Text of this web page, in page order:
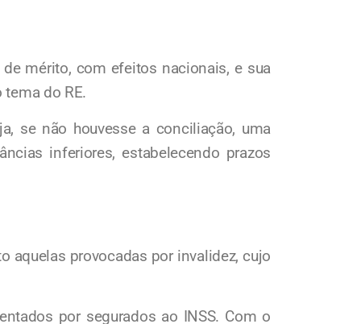
mérito, com efeitos nacionais, e sua
do RE.
se não houvesse a conciliação, uma
inferiores, estabelecendo prazos
aquelas provocadas por invalidez, cujo
por segurados ao INSS. Com o